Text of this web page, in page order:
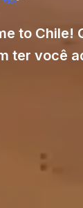
to Chile!
ter você